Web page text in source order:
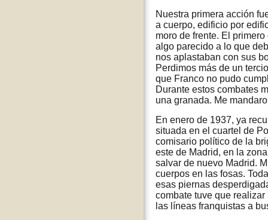
Nuestra primera acción
a cuerpo, edificio por
moro de frente. El
algo parecido a lo que
nos aplastaban con sus
Perdimos más de un
que Franco no pudo
Durante estos combates
una granada. Me
En enero de 1937, ya
situada en el cuartel de
comisario político de la
este de Madrid, en la
salvar de nuevo Madrid.
cuerpos en las fosas.
esas piernas
combate tuve que
las líneas franquistas a